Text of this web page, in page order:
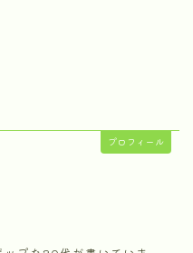
プロフィール